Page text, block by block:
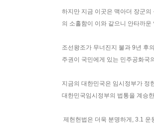
하지만 지금 이곳은 맥아더 장군
의 소홀함이 이와 같으니 안타까운
조선왕조가 무너진지 불과 9년 후
주권이 국민에게 있는 민주공화국
지금의 대한민국은 임시정부가 정
대한민국임시정부의 법통을 계승
제헌헌법은 더욱 분명하게, 3.1